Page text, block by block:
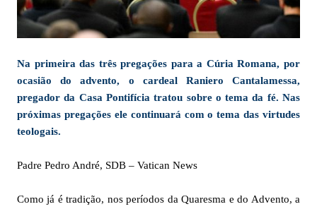
Na primeira das três pregações para a Cúria Romana, por
ocasião do advento, o cardeal Raniero Cantalamessa,
pregador da Casa Pontifícia tratou sobre o tema da fé. Nas
próximas pregações ele continuará com o tema das virtudes
teologais.
Padre Pedro André, SDB – Vatican News
Como já é tradição, nos períodos da Quaresma e do Advento, a